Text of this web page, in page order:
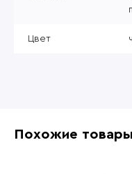
Цвет
Похожие товары